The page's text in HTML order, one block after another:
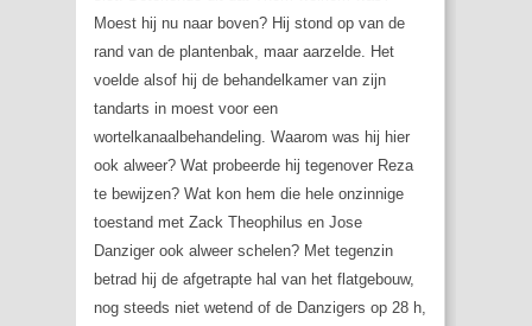
Moest hij nu naar boven? Hij stond op van de
rand van de plantenbak, maar aarzelde. Het
voelde alsof hij de behandelkamer van zijn
tandarts in moest voor een
wortelkanaalbehandeling. Waarom was hij hier
ook alweer? Wat probeerde hij tegenover Reza
te bewijzen? Wat kon hem die hele onzinnige
toestand met Zack Theophilus en Jose
Danziger ook alweer schelen? Met tegenzin
betrad hij de afgetrapte hal van het flatgebouw,
nog steeds niet wetend of de Danzigers op 28 h,